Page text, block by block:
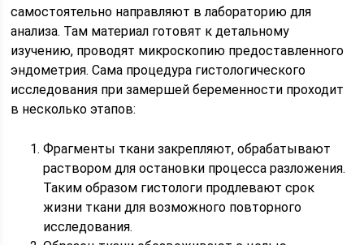
самостоятельно направляют в лабораторию для
анализа. Там материал готовят к детальному
изучению, проводят микроскопию предоставленного
эндометрия. Сама процедура гистологического
исследования при замершей беременности проходит
в несколько этапов:
Фрагменты ткани закрепляют, обрабатывают
раствором для остановки процесса разложения.
Таким образом гистологи продлевают срок
жизни ткани для возможного повторного
исследования.